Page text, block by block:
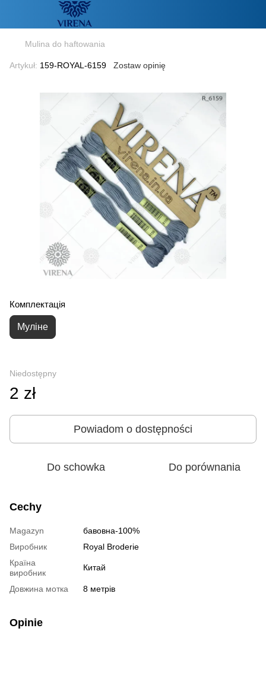
Mulina do haftowania
Artykuł: 159-ROYAL-6159 Zostaw opinię
Комплектація
Муліне
Niedostępny
2 zł
Powiadom o dostępności
Do schowka Do porównania
Cechy
Magazyn
бавовна-100%
Виробник
Royal Broderie
Країна
виробник
Китай
Довжина мотка 8 метрів
Opinie